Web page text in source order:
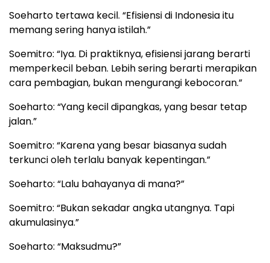
Soeharto tertawa kecil. “Efisiensi di Indonesia itu
memang sering hanya istilah.”
Soemitro: “Iya. Di praktiknya, efisiensi jarang berarti
memperkecil beban. Lebih sering berarti merapikan
cara pembagian, bukan mengurangi kebocoran.”
Soeharto: “Yang kecil dipangkas, yang besar tetap
jalan.”
Soemitro: “Karena yang besar biasanya sudah
terkunci oleh terlalu banyak kepentingan.”
Soeharto: “Lalu bahayanya di mana?”
Soemitro: “Bukan sekadar angka utangnya. Tapi
akumulasinya.”
Soeharto: “Maksudmu?”